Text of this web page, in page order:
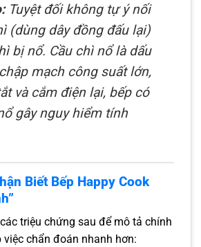
Tuyệt đối không tự ý nối
(dùng dây đồng đấu lại)
bị nổ. Cầu chì nổ là dấu
mạch công suất lớn,
và cắm điện lại, bếp có
gây nguy hiểm tính
Biết Bếp Happy Cook
triệu chứng sau để mô tả chính
việc chẩn đoán nhanh hơn: